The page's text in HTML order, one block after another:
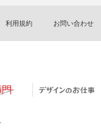
利用規約 お問い合わせ